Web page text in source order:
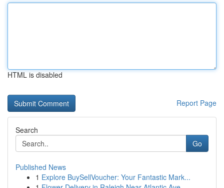
HTML is disabled
Report Page
Search
Go
Published News
1 Explore BuySellVoucher: Your Fantastic Mark...